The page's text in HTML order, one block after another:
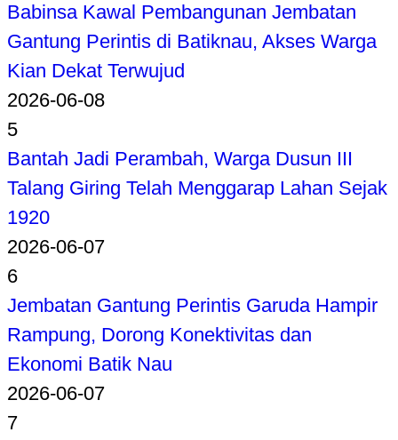
Babinsa Kawal Pembangunan Jembatan
Gantung Perintis di Batiknau, Akses Warga
Kian Dekat Terwujud
2026-06-08
5
Bantah Jadi Perambah, Warga Dusun III
Talang Giring Telah Menggarap Lahan Sejak
1920
2026-06-07
6
Jembatan Gantung Perintis Garuda Hampir
Rampung, Dorong Konektivitas dan
Ekonomi Batik Nau
2026-06-07
7